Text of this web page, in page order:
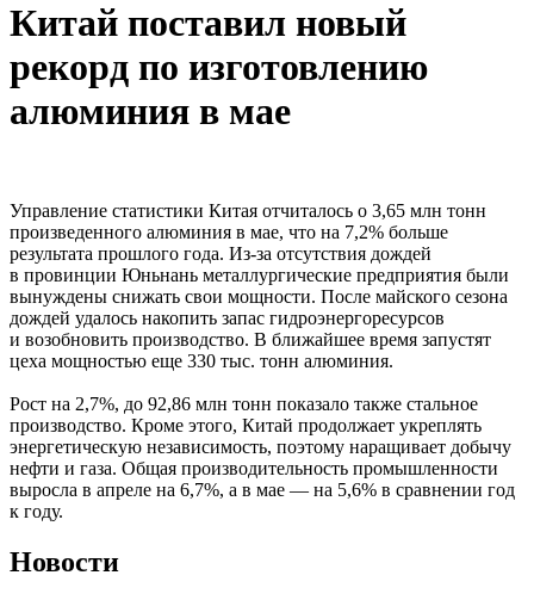
Китай поставил новый
рекорд по изготовлению
алюминия в мае
Управление статистики Китая отчиталось о 3,65 млн тонн
произведенного алюминия в мае, что на 7,2% больше
результата прошлого года. Из-за отсутствия дождей
в провинции Юньнань металлургические предприятия были
вынуждены снижать свои мощности. После майского сезона
дождей удалось накопить запас гидроэнергоресурсов
и возобновить производство. В ближайшее время запустят
цеха мощностью еще 330 тыс. тонн алюминия.
Рост на 2,7%, до 92,86 млн тонн показало также стальное
производство. Кроме этого, Китай продолжает укреплять
энергетическую независимость, поэтому наращивает добычу
нефти и газа. Общая производительность промышленности
выросла в апреле на 6,7%, а в мае — на 5,6% в сравнении год
к году.
Новости